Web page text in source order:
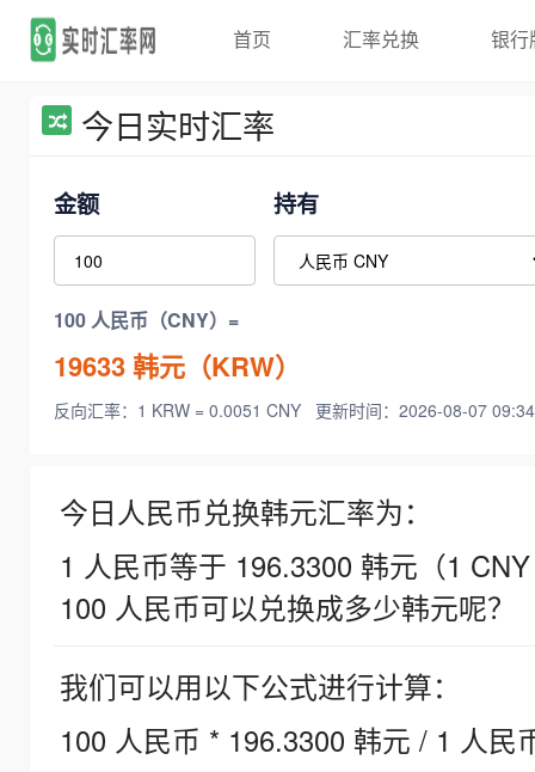
首页 汇率兑换 银行
今日实时汇率
金额 持有
100 人民币（CNY）=
19633韩元（KRW）
反向汇率：1 KRW = 0.0051 CNY 更新时间：2026-08-07
今日人民币兑换韩元汇率为：
1 人民币等于 196.3300 韩元（1
100 人民币可以兑换成多少韩元呢？
我们可以用以下公式进行计算：
100 人民币 * 196.3300 韩元 / 1 人民